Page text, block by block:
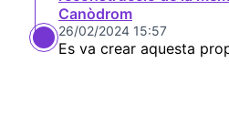
Canòdrom
26/02/2024 15:57
Es va crear aquesta